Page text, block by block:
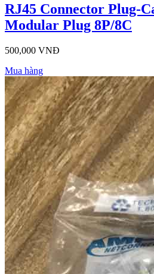
RJ45 Connector Plug-
Modular Plug 8P/8C
500,000 VNĐ
Mua hàng